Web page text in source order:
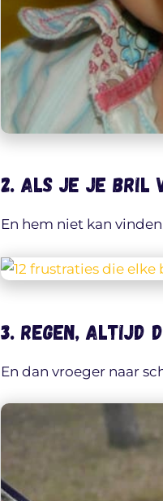
2. Als je je bril
En hem niet kan
3. Regen, altijd
En dan vroeger naar